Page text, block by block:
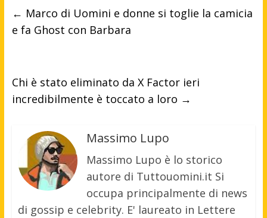
← Marco di Uomini e donne si toglie la camicia
e fa Ghost con Barbara
Chi è stato eliminato da X Factor ieri
incredibilmente è toccato a loro →
Massimo Lupo
Massimo Lupo è lo storico
autore di Tuttouomini.it Si
occupa principalmente di news
di gossip e celebrity. E' laureato in Lettere